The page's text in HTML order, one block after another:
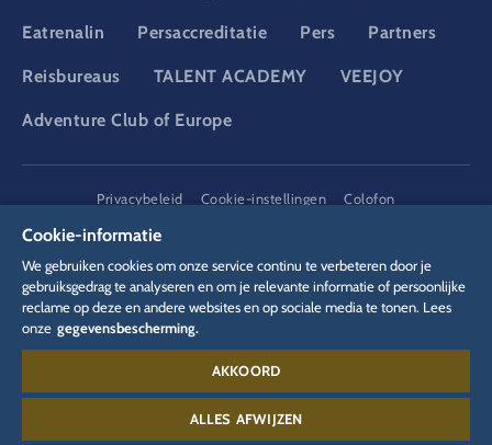
Eatrenalin Persaccreditatie Pers Partners
Reisbureaus TALENT ACADEMY VEEJOY
Adventure Club of Europe
DSGVO
Privacybeleid Cookie-instellingen
Colofon
Contact:
00 49 78 22 77 66 88
Cookie-informatie
We gebruiken cookies om onze service continu te verbeteren door je
gebruiksgedrag te analyseren en om je relevante informatie of persoonlijke
reclame op deze en andere websites en op sociale media te tonen. Lees
onze gegevensbescherming.
AKKOORD
ALLES AFWIJZEN